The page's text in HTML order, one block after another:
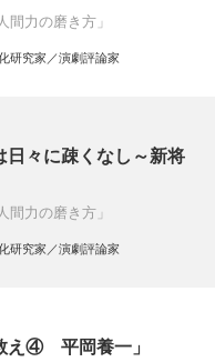
間力の磨き方」
研究家／演劇評論家
々に疎くなし～新将
間力の磨き方」
研究家／演劇評論家
え④ 平岡養一」